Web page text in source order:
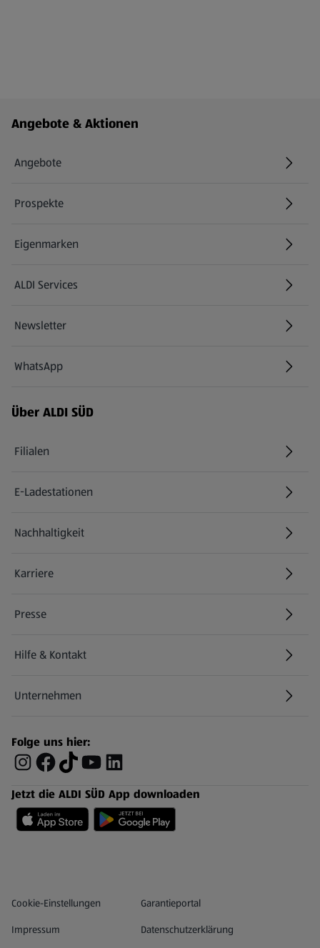
Fußzeilenmenü - weitere Links
Angebote & Aktionen
Angebote
Prospekte
Eigenmarken
ALDI Services
Newsletter
WhatsApp
Über ALDI SÜD
Filialen
E-Ladestationen
Nachhaltigkeit
Karriere
Presse
Hilfe & Kontakt
(öffnet in einem neuen Tab)
Unternehmen
Folge uns hier:
Jetzt die ALDI SÜD App downloaden
Datenschutz- und Richtlinienmenü
Cookie-Einstellungen Garantieportal
(öffnet in einem neuen Tab)
Impressum
Datenschutzerklärung